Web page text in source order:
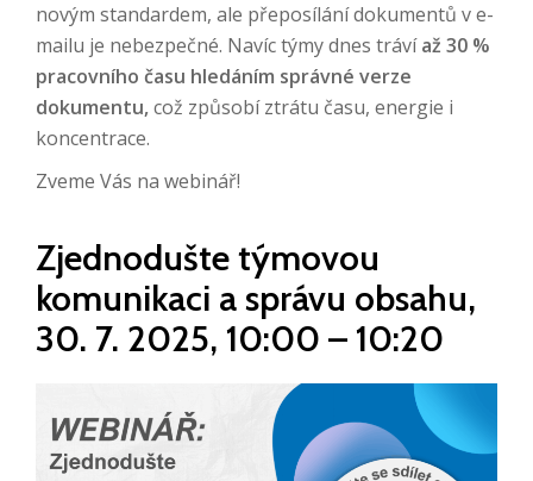
novým standardem, ale přeposílání dokumentů v e-
mailu je nebezpečné. Navíc týmy dnes trávíaž 30 %
pracovního času hledáním správné verze
dokumentu,což způsobí ztrátu času, energie i
koncentrace.
Zveme Vás na webinář!
Zjednodušte týmovou
komunikaci a správu obsahu,
30. 7. 2025, 10:00 – 10:20